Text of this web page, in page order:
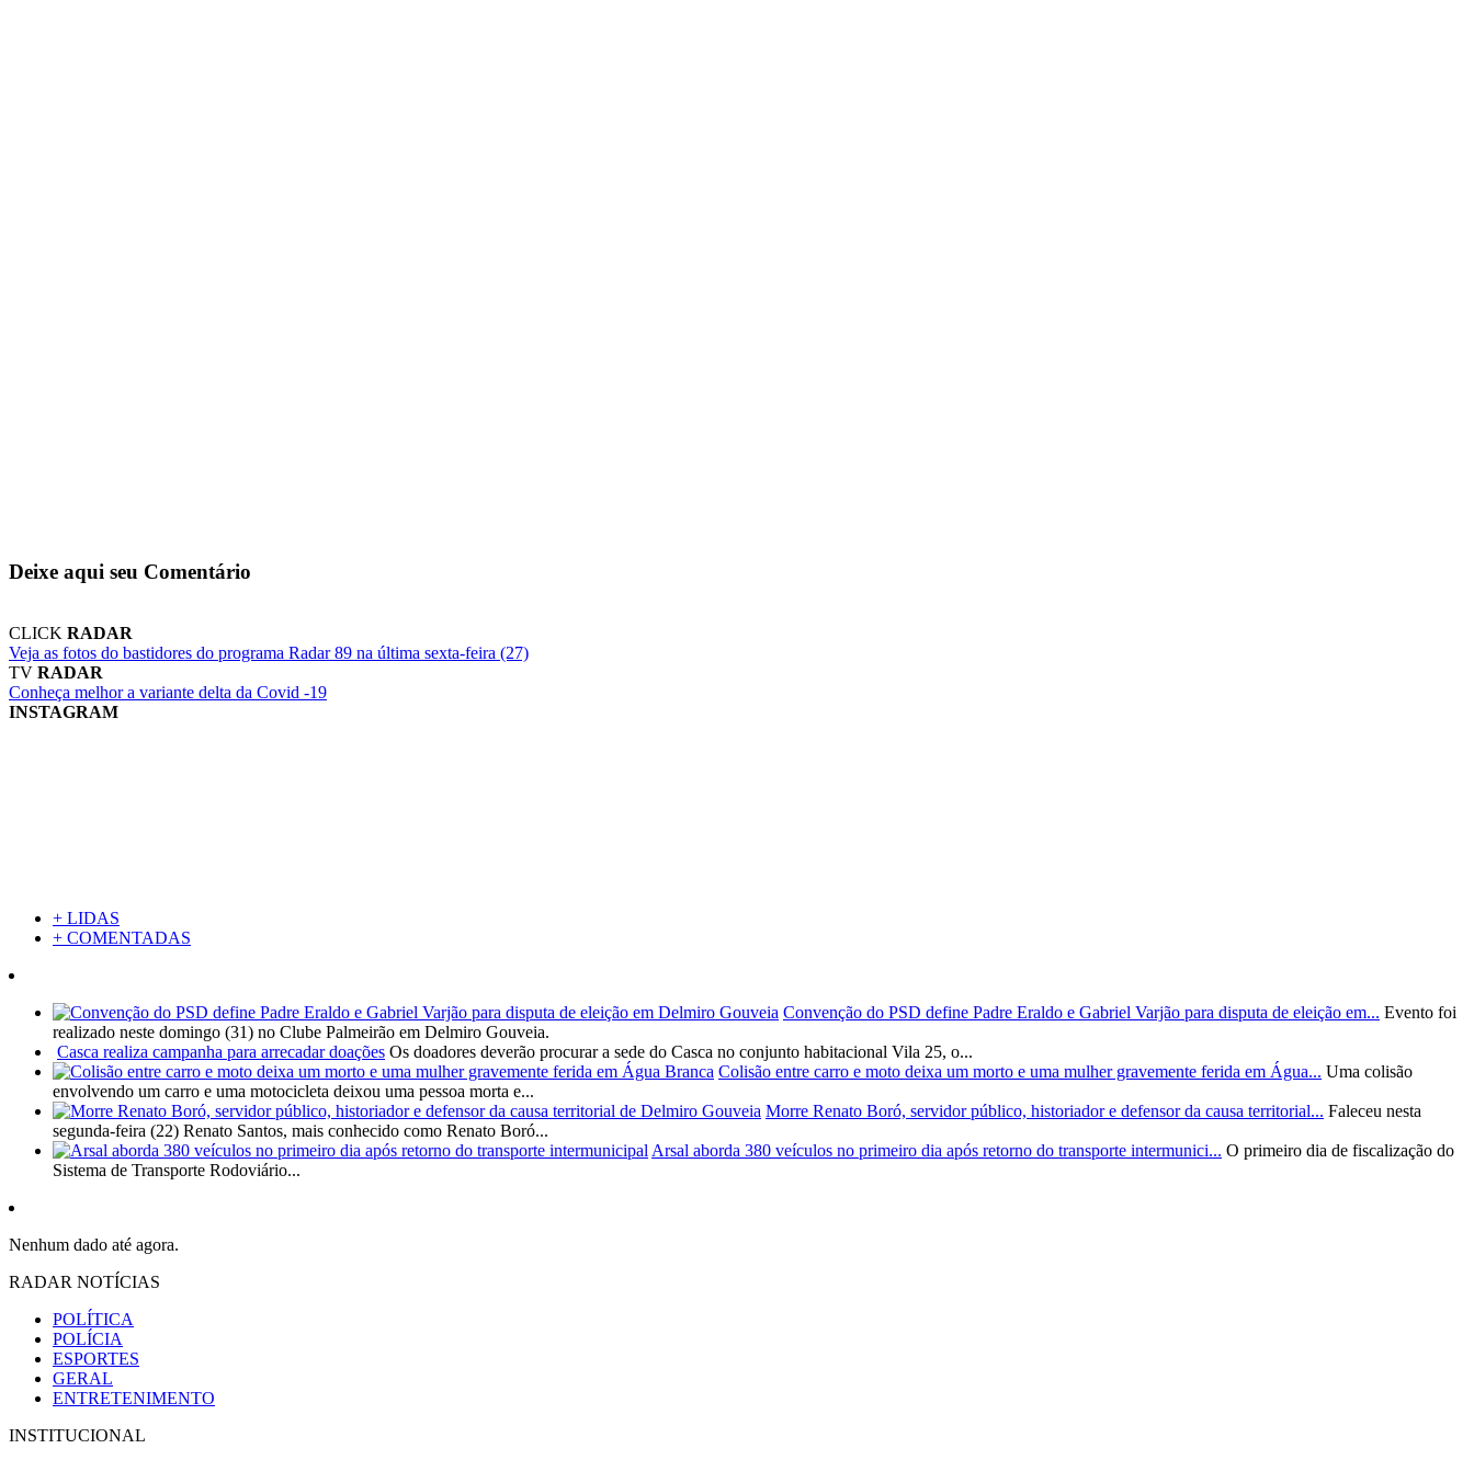
Deixe aqui seu Comentário
CLICK RADAR
Veja as fotos do bastidores do programa Radar 89 na última sexta-feira (27)
TV RADAR
Conheça melhor a variante delta da Covid -19
INSTAGRAM
+ LIDAS
+ COMENTADAS
Convenção do PSD define Padre Eraldo e Gabriel Varjão para disputa de eleição em... Evento foi
realizado neste domingo (31) no Clube Palmeirão em Delmiro Gouveia.
Casca realiza campanha para arrecadar doações Os doadores deverão procurar a sede do Casca no conjunto habitacional Vila 25, o...
Colisão entre carro e moto deixa um morto e uma mulher gravemente ferida em Água... Uma colisão
envolvendo um carro e uma motocicleta deixou uma pessoa morta e...
Morre Renato Boró, servidor público, historiador e defensor da causa territorial... Faleceu nesta
segunda-feira (22) Renato Santos, mais conhecido como Renato Boró...
Arsal aborda 380 veículos no primeiro dia após retorno do transporte intermunici... O primeiro dia de fiscalização do
Sistema de Transporte Rodoviário...
Nenhum dado até agora.
RADAR NOTÍCIAS
POLÍTICA
POLÍCIA
ESPORTES
GERAL
ENTRETENIMENTO
INSTITUCIONAL